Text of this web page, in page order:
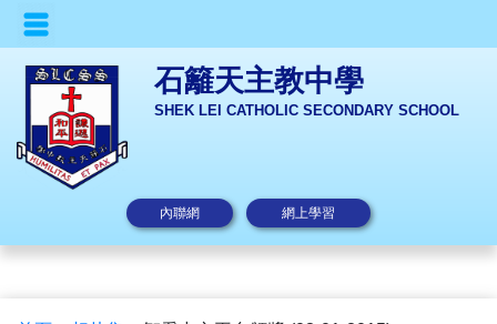
石籬天主教中學
SHEK LEI CATHOLIC SECONDARY SCHOOL
內聯網 網上學習